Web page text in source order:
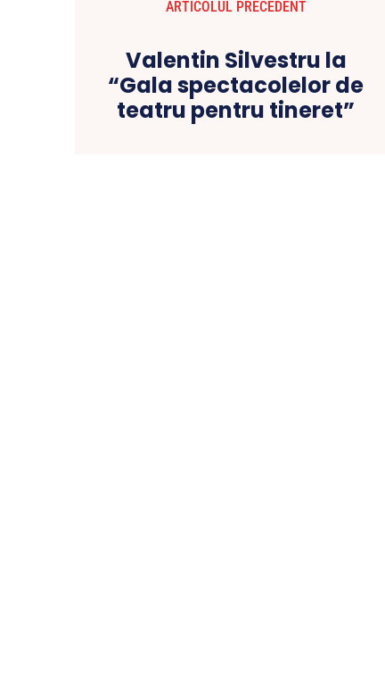
ARTICOLUL PRECEDENT
Valentin Silvestru la
“Gala spectacolelor de
teatru pentru tineret”